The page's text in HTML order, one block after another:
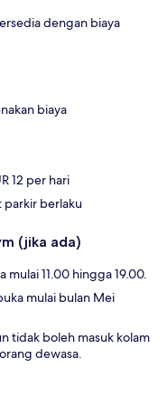
dengan biaya
biaya
12 per hari
parkir berlaku
(jika ada)
mulai 11.00 hingga 19.00.
mulai bulan Mei
tidak boleh masuk kolam
dewasa.